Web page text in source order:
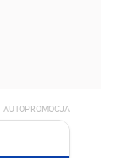
AUTOPROMOCJA